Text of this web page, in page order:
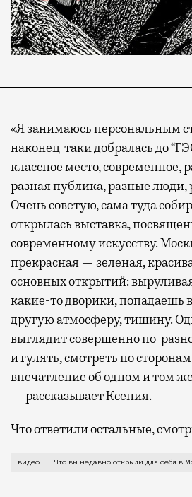
«Я занимаюсь персональным
наконец-таки добралась до
классное место, современное,
разная публика, разные люди,
Очень советую, сама туда
открылась выставка,
современному искусству.
прекрасная — зеленая,
основных открытий:
какие-то дворики, попадаешь
другую атмосферу, тишину.
выглядит совершенно по-
и гулять, смотреть по
впечатление об одном и том
— рассказывает Ксения.
Что ответили остальные,
Летняя Москва располагает
видео Что вы недавно открыли для себя в